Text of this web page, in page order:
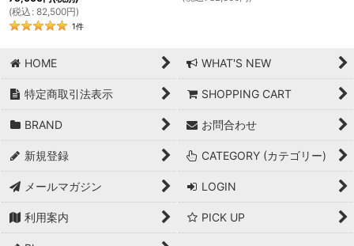
(税込 : 82,500円)
1件
HOME WHAT'S NEW
特定商取引法表示 SHOPPING CART
BRAND お問合わせ
新規登録 CATEGORY (カテゴリー)
メールマガジン LOGIN
利用案内 PICK UP